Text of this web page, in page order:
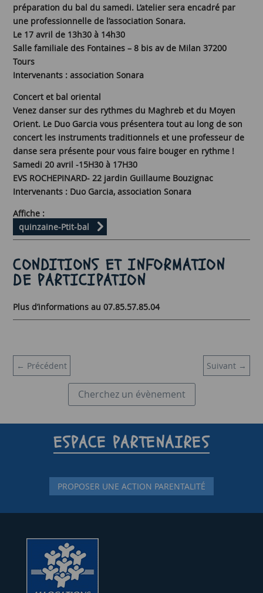
préparation du bal du samedi. L’atelier sera encadré par
une professionnelle de l’association Sonara.
Le 17 avril de 13h30 à 14h30
Salle familiale des Fontaines – 8 bis av de Milan 37200
Tours
Intervenants : association Sonara
Concert et bal oriental
Venez danser sur des rythmes du Maghreb et du Moyen
Orient. Le Duo Garcia vous présentera tout au long de son
concert les instruments traditionnels et une professeur de
danse sera présente pour vous faire bouger en rythme !
Samedi 20 avril -15H30 à 17H30
EVS ROCHEPINARD- 22 jardin Guillaume Bouzignac
Intervenants : Duo Garcia, association Sonara
Affiche :
quinzaine-Ptit-bal
CONDITIONS ET INFORMATION
DE PARTICIPATION
Plus d’informations au 07.85.57.85.04
← Précédent Suivant→
Cherchez un évènement
ESPACE PARTENAIRES
PROPOSER UNE ACTION PARENTALITÉ